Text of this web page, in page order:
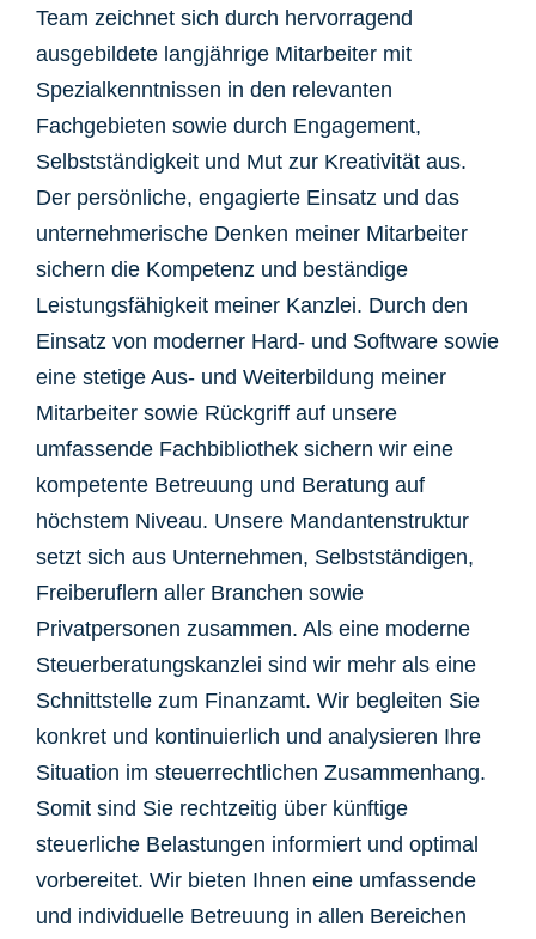
Team zeichnet sich durch hervorragend
ausgebildete langjährige Mitarbeiter mit
Spezialkenntnissen in den relevanten
Fachgebieten sowie durch Engagement,
Selbstständigkeit und Mut zur Kreativität aus.
Der persönliche, engagierte Einsatz und das
unternehmerische Denken meiner Mitarbeiter
sichern die Kompetenz und beständige
Leistungsfähigkeit meiner Kanzlei. Durch den
Einsatz von moderner Hard- und Software sowie
eine stetige Aus- und Weiterbildung meiner
Mitarbeiter sowie Rückgriff auf unsere
umfassende Fachbibliothek sichern wir eine
kompetente Betreuung und Beratung auf
höchstem Niveau. Unsere Mandantenstruktur
setzt sich aus Unternehmen, Selbstständigen,
Freiberuflern aller Branchen sowie
Privatpersonen zusammen. Als eine moderne
Steuerberatungskanzlei sind wir mehr als eine
Schnittstelle zum Finanzamt. Wir begleiten Sie
konkret und kontinuierlich und analysieren Ihre
Situation im steuerrechtlichen Zusammenhang.
Somit sind Sie rechtzeitig über künftige
steuerliche Belastungen informiert und optimal
vorbereitet. Wir bieten Ihnen eine umfassende
und individuelle Betreuung in allen Bereichen